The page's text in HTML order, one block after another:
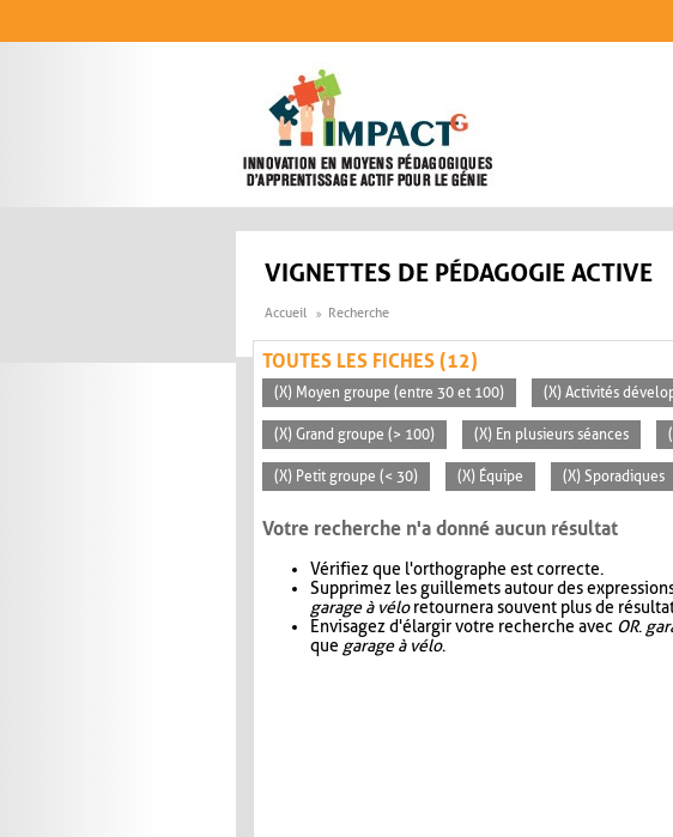
VIGNETTES DE PÉDAGOGIE ACTIVE
Accueil Recherche
TOUTES LES FICHES (12)
(X) Moyen groupe (entre 30 et 100) (X) Activités
(X) Grand groupe (> 100) (X) En plusieurs séances
(X) Petit groupe (< 30) (X) Équipe (X) Sporadiques
Votre recherche n'a donné aucun résultat
Vérifiez que l'orthographe est correcte.
Supprimez les guillemets autour des
garage à véloretournera souvent plus de
Envisagez d'élargir votre recherche avec OR.
que garage à vélo.